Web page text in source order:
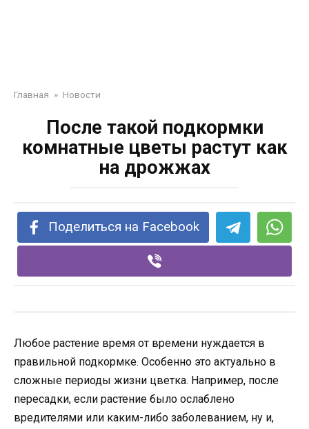
Главная » Новости
После такой подкормки
комнатные цветы растут как
на дрожжах
Поделиться на Facebook
Любое растение время от времени нуждается в
правильной подкормке. Особенно это актуально в
сложные периоды жизни цветка. Например, после
пересадки, если растение было ослаблено
вредителями или каким-либо заболеванием, ну и,